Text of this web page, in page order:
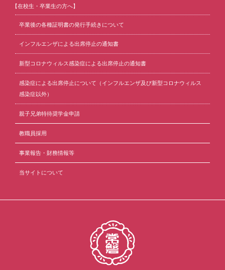
【在校生・卒業生の方へ】
卒業後の各種証明書の発行手続きについて
インフルエンザによる出席停止の通知書
新型コロナウィルス感染症による出席停止の通知書
感染症による出席停止について（インフルエンザ及び新型コロナウィルス
感染症以外）
親子兄弟特待奨学金申請
教職員採用
事業報告・財務情報等
当サイトについて